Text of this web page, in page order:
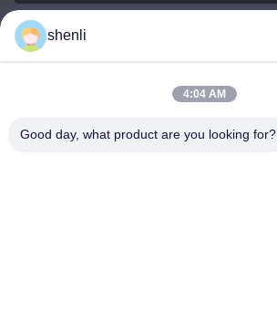
shenli@shenlirigging.com
shenli
4:04 AM
Good day, what product are you looking for?